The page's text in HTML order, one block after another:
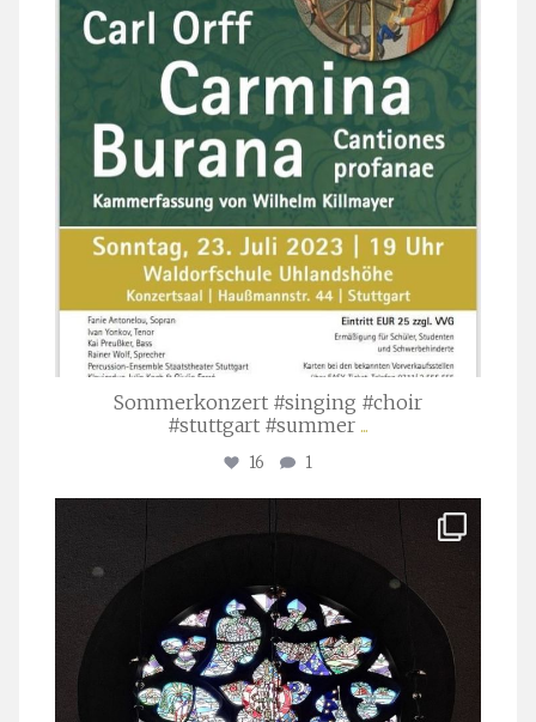
Sommerkonzert #singing #choir
#stuttgart #summer ...
16 1
Apr. 1